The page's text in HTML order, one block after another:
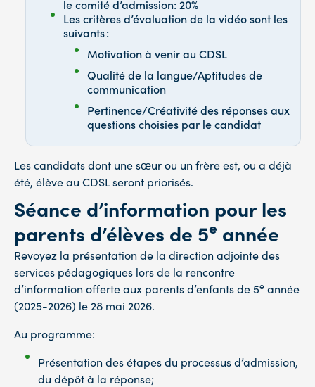
le comité d’admission: 20%
Les critères d’évaluation de la vidéo sont les
suivants :
Motivation à venir au CDSL
Qualité de la langue/Aptitudes de
communication
Pertinence/Créativité des réponses aux
questions choisies par le candidat
Les candidats dont une sœur ou un frère est, ou a déjà
été, élève au CDSL seront priorisés.
Séance d’information pour les
parents d’élèves de 5e année
Revoyez la présentation de la direction adjointe des
services pédagogiques lors de la rencontre
d’information offerte aux parents d’enfants de 5e année
(2025-2026) le 28 mai 2026.
Au programme:
Présentation des étapes du processus d’admission,
du dépôt à la réponse;